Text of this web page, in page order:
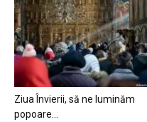
Ziua Învierii, să ne luminăm
popoare…